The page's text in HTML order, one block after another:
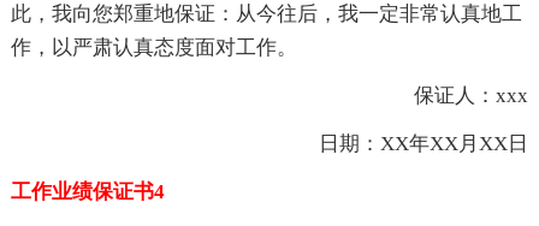
此，我向您郑重地保证：从今往后，我一定非常认真地工
作，以严肃认真态度面对工作。
保证人：xxx
日期：XX年XX月XX日
工作业绩保证书4